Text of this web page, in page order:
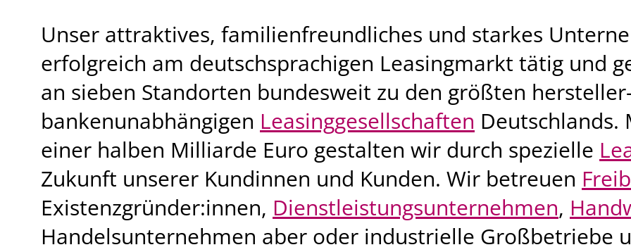
Unser attraktives, familienfreundliches und starkes
erfolgreich am deutschsprachigen Leasingmarkt tätig und
an sieben Standorten bundesweit zu den größten
bankenunabhängigen Leasinggesellschaften
einer halben Milliarde Euro gestalten wir durch spezielle
Zukunft unserer Kundinnen und Kunden. Wir betreuen
Existenzgründer:innen, Dienstleistungsunternehmen,
Handelsunternehmen aber oder industrielle Großbetriebe